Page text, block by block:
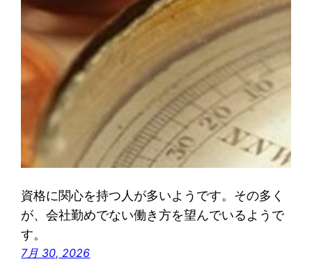
資格に関心を持つ人が多いようです。その多く
が、会社勤めでない働き方を望んでいるようで
す。
7月 30, 2026